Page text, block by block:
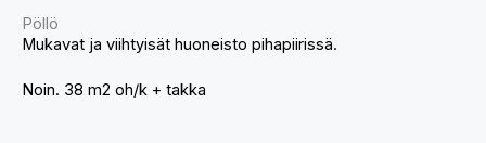
Pöllö
Mukavat ja viihtyisät huoneisto pihapiirissä.
Noin. 38 m2 oh/k + takka